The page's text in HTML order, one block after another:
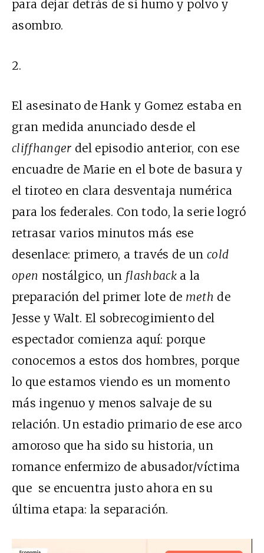
para dejar detrás de sí humo y polvo y
asombro.
2.
El asesinato de Hank y Gomez estaba en
gran medida anunciado desde el
cliffhanger del episodio anterior, con ese
encuadre de Marie en el bote de basura y
el tiroteo en clara desventaja numérica
para los federales. Con todo, la serie logró
retrasar varios minutos más ese
desenlace: primero, a través de un cold
open nostálgico, un flashbacka la
preparación del primer lote de meth de
Jesse y Walt. El sobrecogimiento del
espectador comienza aquí: porque
conocemos a estos dos hombres, porque
lo que estamos viendo es un momento
más ingenuo y menos salvaje de su
relación. Un estadio primario de ese arco
amoroso que ha sido su historia, un
romance enfermizo de abusador/víctima
que se encuentra justo ahora en su
última etapa: la separación.